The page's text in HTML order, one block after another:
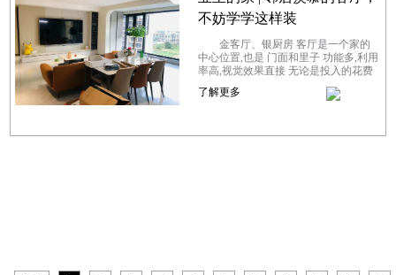
不妨学学这样装
金客厅、银厨房 客厅是一个家的
中心位置,也是 门面和里子 功能多,利用
率高,视觉效果直接 无论是投入的花费
还是心思都是最多的 你梦想中的客厅
是什么样子的？或许是健康舒适的、...
了解更多